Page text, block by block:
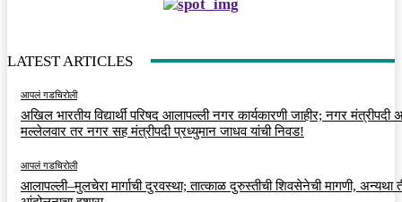
LATEST ARTICLES
आपलं गडचिरोली
अखिल भारतीय विद्यार्थी परिषद आलापल्ली नगर कार्यकारणी जाहीर; नगर मंत्रीपदी
मल्लेलवार तर नगर सह मंत्रीपदी प्रध्युमान जाधव यांची निवड!
आपलं गडचिरोली
आलापल्ली–मुलचेरा मार्गाची दुरवस्था; तात्काळ दुरुस्तीची शिवसेनेची मागणी, अन्यथा